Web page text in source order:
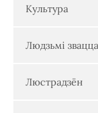
Культура
Людзьмі звацца
Люстрадзён